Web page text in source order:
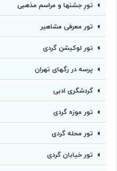
تورِ جشنها و مراسم مذهبی
تور معرفی مشاهیر
تور لوکیشن گردی
پرسه در رگهای تهران
گردشگری ادبی
تور موزه گردی
تور محله گردی
تور خیابان گردی